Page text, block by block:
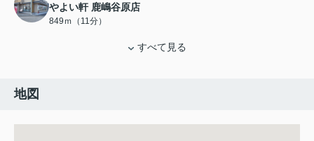
やよい軒 鹿嶋谷原店
849ｍ（11分）
すべて見る
地図